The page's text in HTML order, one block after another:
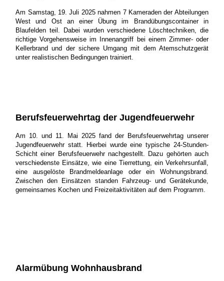
Am Samstag, 19. Juli 2025 nahmen 7 Kameraden der Abteilungen
West und Ost an einer Übung im Brandübungscontainer in
Blaufelden teil. Dabei wurden verschiedene Löschtechniken, die
richtige Vorgehensweise im Innenangriff bei einem Zimmer- oder
Kellerbrand und der sichere Umgang mit dem Atemschutzgerät
unter realistischen Bedingungen trainiert.
Berufsfeuerwehrtag der Jugendfeuerwehr
Am 10. und 11. Mai 2025 fand der Berufsfeuerwehrtag unserer
Jugendfeuerwehr statt. Hierbei wurde eine typische 24-Stunden-
Schicht einer Berufsfeuerwehr nachgestellt. Dazu gehörten auch
verschiedenste Einsätze, wie eine Tierrettung, ein Verkehrsunfall,
eine ausgelöste Brandmeldeanlage oder ein Wohnungsbrand.
Zwischen den Einsätzen standen Fahrzeug- und Gerätekunde,
gemeinsames Kochen und Freizeitaktivitäten auf dem Programm.
Alarmübung Wohnhausbrand